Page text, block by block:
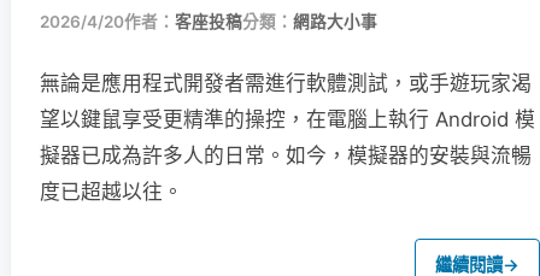
2026/4/20作者： 客座投稿分類： 網路大小事
無論是應用程式開發者需進行軟體測試，或手遊玩家渴
望以鍵鼠享受更精準的操控，在電腦上執行 Android 模
擬器已成為許多人的日常。如今，模擬器的安裝與流暢
度已超越以往。
繼續閱讀→